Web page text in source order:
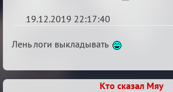
19.12.2019 22:17:40
Re:
Охоты
Лень логи выкладывать
Кто сказал Мяу